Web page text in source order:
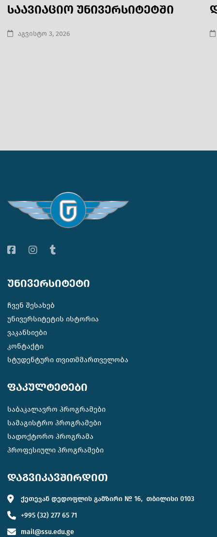
საავიაციო უნივერსიტეტში
აგვისტო 3, 2026
უნივერსიტეტი
ჩვენ შესახებ
უნივერსიტეტის ისტორია
ვაკანსიები
კონტაქტი
სტუდენტური თვითმმართველობა
ფაკულტეტები
საბაკალავრო პროგრამები
სამაგისტრო პროგრამები
სადოქტორო პროგრამა
პროფესიული პროგრამები
დაგვიკავშირდით
ქეთევან დედოფლის გამზირი № 16, თბილისი 0103
+995 (32) 277 65 71
mail@ssu.edu.ge